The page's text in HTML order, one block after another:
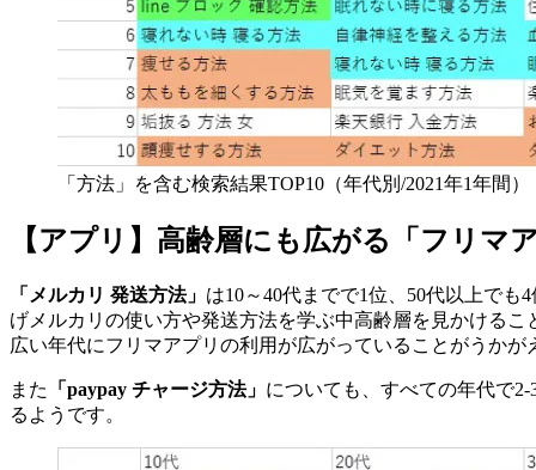
「方法」を含む検索結果TOP10（年代別/2021年1年
【アプリ】高齢層にも広がる「フリ
「メルカリ 発送方法」 は10～40代までで1位、50代以上で
げメルカリの使い方や発送方法を学ぶ中高齢層を見かける
広い年代にフリマアプリの利用が広がっていることがうかが
また 「paypay チャージ方法」 についても、すべての年代で
るようです。